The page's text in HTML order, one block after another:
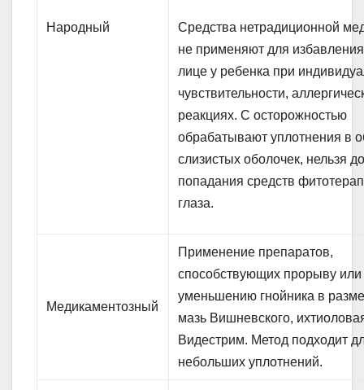
Народный
Средства нетрадиционной
не применяют для
лице у ребенка при
чувствительности,
реакциях. С осторожностью
обрабатывают уплотнения в
слизистых оболочек, нельзя
попадания средств
глаза.
Медикаментозный
Применение препаратов,
способствующих прорыву или
уменьшению гнойника в
мазь Вишневского,
Видестрим. Метод подходит
небольших уплотнений.